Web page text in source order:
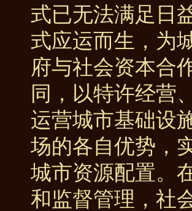
式已无法满足日
式应运而生，为
府与社会资本合
同，以特许经营
运营城市基础设
场的各自优势，
城市资源配置。
和监督管理，社